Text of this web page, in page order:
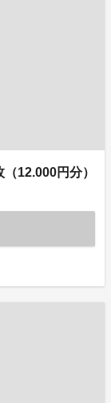
12.000円分）